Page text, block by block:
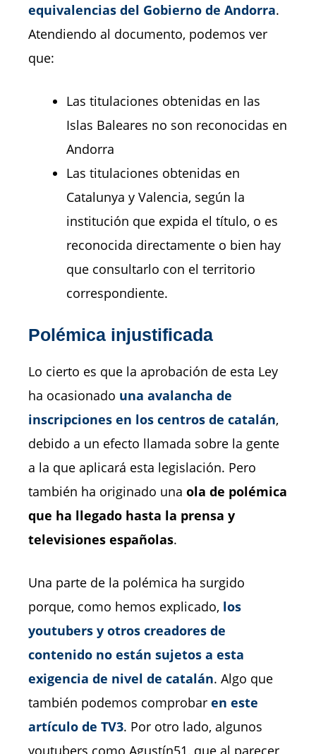
equivalencias del Gobierno de Andorra.
Atendiendo al documento, podemos ver
que:
Las titulaciones obtenidas en las
Islas Baleares no son reconocidas en
Andorra
Las titulaciones obtenidas en
Catalunya y Valencia, según la
institución que expida el título, o es
reconocida directamente o bien hay
que consultarlo con el territorio
correspondiente.
Polémica injustificada
Lo cierto es que la aprobación de esta Ley
ha ocasionado una avalancha de
inscripciones en los centros de catalán,
debido a un efecto llamada sobre la gente
a la que aplicará esta legislación. Pero
también ha originado una ola de polémica
que ha llegado hasta la prensa y
televisiones españolas.
Una parte de la polémica ha surgido
porque, como hemos explicado, los
youtubers y otros creadores de
contenido no están sujetos a esta
exigencia de nivel de catalán. Algo que
también podemos comprobar en este
artículo de TV3. Por otro lado, algunos
youtubers como Agustín51, que al parecer